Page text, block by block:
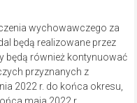
wychowawczego za
będą realizowane przez
będą również kontynuować
przyznanych z
2022 r. do końca okresu,